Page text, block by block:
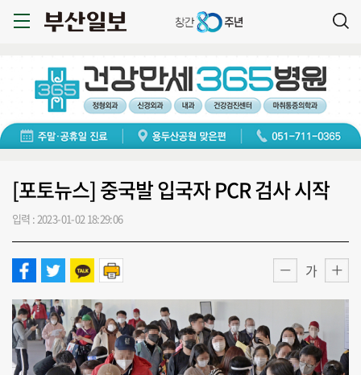
[포토뉴스] 중국발 입국자 PCR 검사 시작
입력 : 2023-01-02 18:29:06
가